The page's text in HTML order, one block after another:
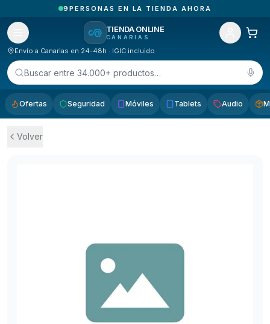
PEDIDOS RECIBIDOS HOY EN CANARIAS
TIENDA ONLINE
CANARIAS
Envío a Canarias en 24-48h · IGIC incluido
Buscar entre 34.000+ productos…
Ofertas Seguridad Móviles Tablets Audio
Volver